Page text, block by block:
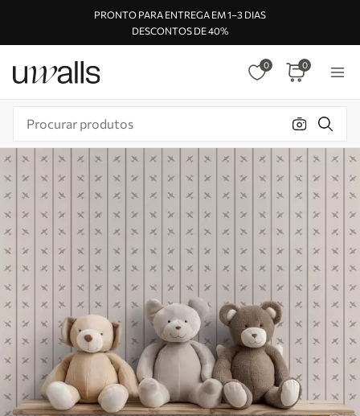
PRONTO PARA ENTREGA EM 1–3 DIAS
DESCONTOS DE 40%
0 0